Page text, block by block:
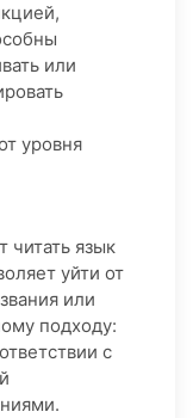
или
уровня
читать язык
уйти от
или
подходу:
с